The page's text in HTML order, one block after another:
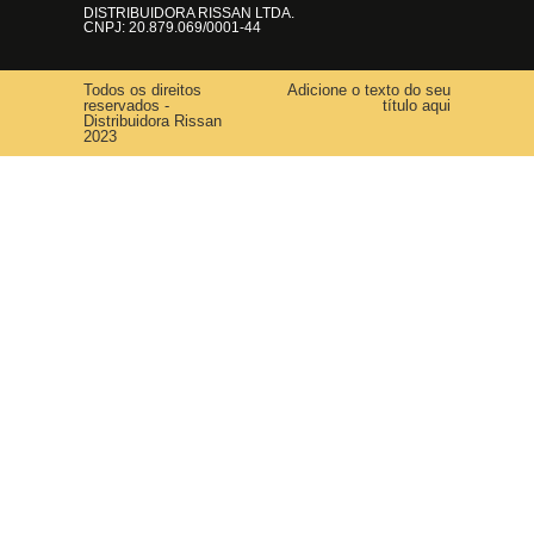
DISTRIBUIDORA RISSAN LTDA.
CNPJ: 20.879.069/0001-44
Todos os direitos
reservados -
Distribuidora Rissan
2023
Adicione o texto do seu
título aqui